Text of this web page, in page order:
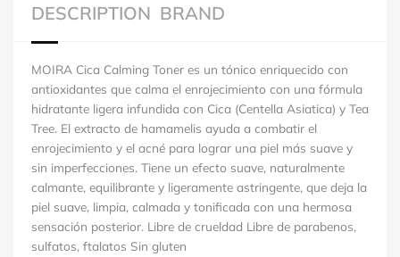
DESCRIPTION BRAND
MOIRA Cica Calming Toner es un tónico enriquecido con
antioxidantes que calma el enrojecimiento con una fórmula
hidratante ligera infundida con Cica (Centella Asiatica) y Tea
Tree. El extracto de hamamelis ayuda a combatir el
enrojecimiento y el acné para lograr una piel más suave y
sin imperfecciones. Tiene un efecto suave, naturalmente
calmante, equilibrante y ligeramente astringente, que deja la
piel suave, limpia, calmada y tonificada con una hermosa
sensación posterior. Libre de crueldad Libre de parabenos,
sulfatos, ftalatos Sin gluten